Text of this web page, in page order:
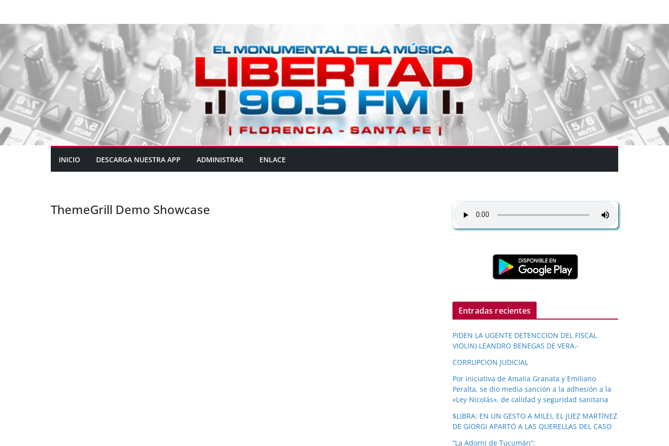
INICIO DESCARGA NUESTRA APP ADMINISTRAR ENLACE
ThemeGrill Demo Showcase
Entradas recientes
PIDEN LA UGENTE DETENCCION DEL FISCAL
VIOLIN) LEANDRO BENEGAS DE VERA.-
CORRUPCION JUDICIAL
Por iniciativa de Amalia Granata y Emiliano
Peralta, se dio media sanción a la adhesión a la
«Ley Nicolás», de calidad y seguridad sanitaria
$LIBRA: EN UN GESTO A MILEI, EL JUEZ MARTÍNEZ
DE GIORGI APARTÓ A LAS QUERELLAS DEL CASO
“La Adorni de Tucumán”: